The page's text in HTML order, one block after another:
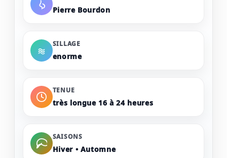
vanille
Pierre Bourdon
SILLAGE
enorme
TENUE
très longue 16 à 24 heures
SAISONS
Hiver • Automne